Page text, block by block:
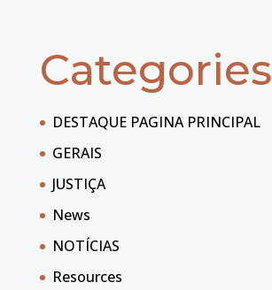
Categories
DESTAQUE PAGINA PRINCIPAL
GERAIS
JUSTIÇA
News
NOTÍCIAS
Resources